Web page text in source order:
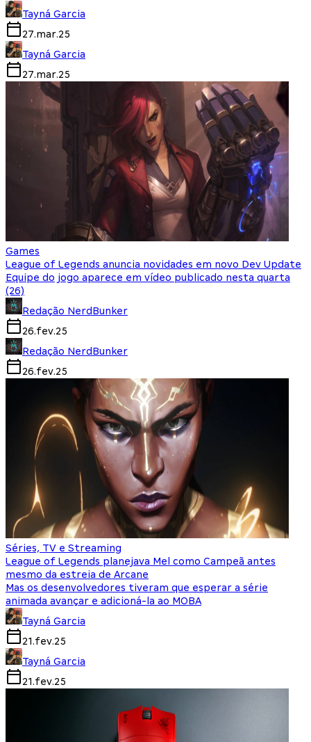
Tayná Garcia
27.mar.25
Tayná Garcia
27.mar.25
Games
League of Legends anuncia novidades em novo Dev Update
Equipe do jogo aparece em vídeo publicado nesta quarta
(26)
Redação NerdBunker
26.fev.25
Redação NerdBunker
26.fev.25
Séries, TV e Streaming
League of Legends planejava Mel como Campeã antes
mesmo da estreia de Arcane
Mas os desenvolvedores tiveram que esperar a série
animada avançar e adicioná-la ao MOBA
Tayná Garcia
21.fev.25
Tayná Garcia
21.fev.25